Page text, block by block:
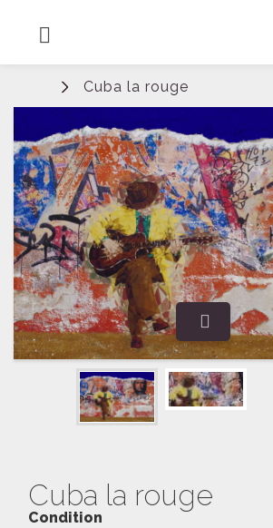
MENU
Cuba la rouge
Cuba la rouge
Condition